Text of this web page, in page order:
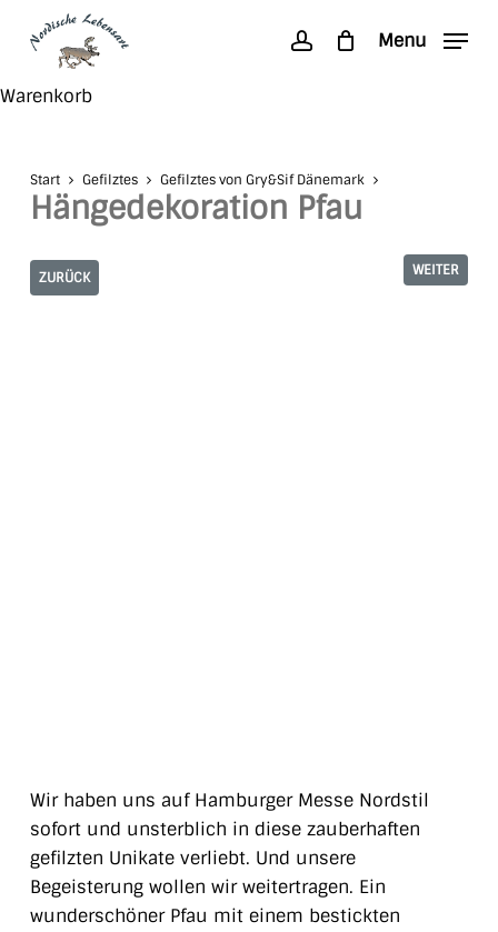
content
accountMenu
WarenkorbClose
Start Gefilztes Gefilztes von Gry&Sif Dänemark
Hängedekoration Pfau
ZURÜCK WEITER
Wir haben uns auf Hamburger Messe Nordstil
sofort und unsterblich in diese zauberhaften
gefilzten Unikate verliebt. Und unsere
Begeisterung wollen wir weitertragen. Ein
wunderschöner Pfau mit einem bestickten